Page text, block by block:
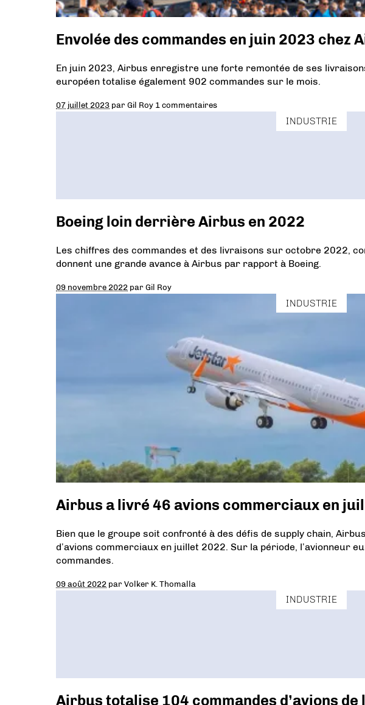
Envolée des commandes en juin 2023 chez
En juin 2023, Airbus enregistre une forte remontée de ses
européen totalise également 902 commandes sur le mois.
07 juillet 2023 parGil Roy 1 commentaires
INDUSTRIE
Boeing loin derrière Airbus en 2022
Les chiffres des commandes et des livraisons sur octobre 2022,
donnent une grande avance à Airbus par rapport à Boeing.
09 novembre 2022 parGil Roy
INDUSTRIE
Airbus a livré 46 avions commerciaux en
Bien que le groupe soit confronté à des défis de supply chain,
d’avions commerciaux en juillet 2022. Sur la période, l’avionneur
commandes.
09 août 2022 parVolker K. Thomalla
INDUSTRIE
Airbus totalise 104 commandes d’avions de